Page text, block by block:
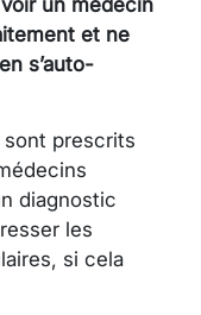
et ne
s’auto-
sont prescrits
diagnostic
les
si cela